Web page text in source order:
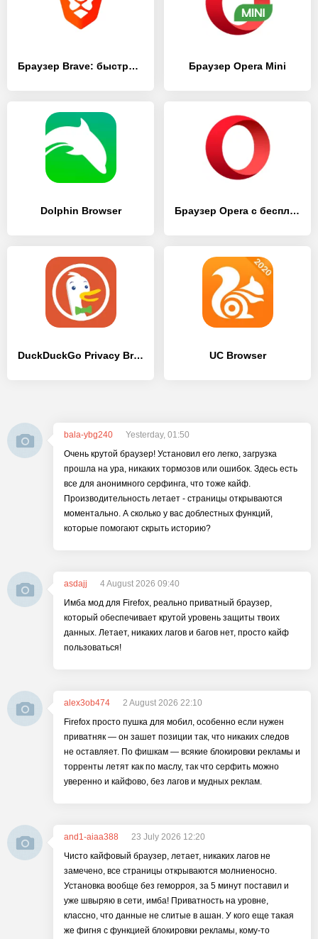
Браузер Brave: быстрый и конфиденциальный браузер Браузер Opera Mini
Dolphin Browser Браузер Opera с бесплатным VPN
DuckDuckGo Privacy Browser UC Browser
bala-ybg240
Yesterday, 01:50
Очень крутой браузер! Установил его легко, загрузка
прошла на ура, никаких тормозов или ошибок. Здесь есть
все для анонимного серфинга, что тоже кайф.
Производительность летает - страницы открываются
моментально. А сколько у вас доблестных функций,
которые помогают скрыть историю?
asdajj
4 August 2026 09:40
Имба мод для Firefox, реально приватный браузер,
который обеспечивает крутой уровень защиты твоих
данных. Летает, никаких лагов и багов нет, просто кайф
пользоваться!
alex3ob474
2 August 2026 22:10
Firefox просто пушка для мобил, особенно если нужен
приватняк — он зашет позиции так, что никаких следов
не оставляет. По фишкам — всякие блокировки рекламы и
торренты летят как по маслу, так что серфить можно
уверенно и кайфово, без лагов и мудных реклам.
and1-aiaa388
23 July 2026 12:20
Чисто кайфовый браузер, летает, никаких лагов не
замечено, все страницы открываются молниеносно.
Установка вообще без геморроя, за 5 минут поставил и
уже швыряю в сети, имба! Приватность на уровне,
классно, что данные не слитые в ашан. У кого еще такая
же фигня с функцией блокировки рекламы, кому-то